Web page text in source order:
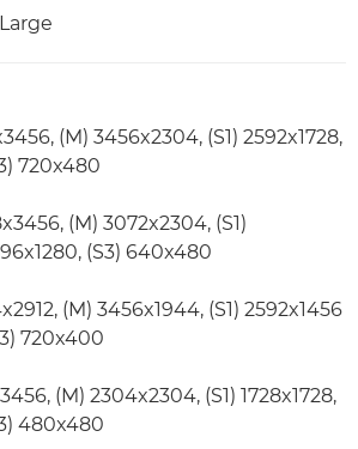
(M) 3456x2304, (S1) 2592x1728,
720x480
(M) 3072x2304, (S1)
(S3) 640x480
(M) 3456x1944, (S1) 2592x1456
720x400
(M) 2304x2304, (S1) 1728x1728,
480x480